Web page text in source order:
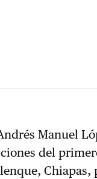
Manuel
del
Chiapas,